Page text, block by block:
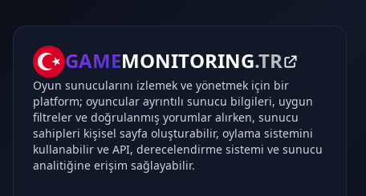
GAMEMONITORING.TR
Oyun sunucularını izlemek ve yönetmek için bir
platform; oyuncular ayrıntılı sunucu bilgileri, uygun
filtreler ve doğrulanmış yorumlar alırken, sunucu
sahipleri kişisel sayfa oluşturabilir, oylama sistemini
kullanabilir ve API, derecelendirme sistemi ve sunucu
analitiğine erişim sağlayabilir.